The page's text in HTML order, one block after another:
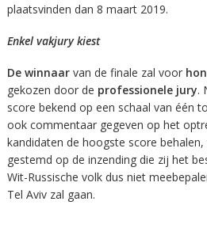
plaatsvinden dan 8 maart 2019.
Enkel vakjury kiest
De winnaarvan de finale zal voor
gekozen door de professionele jury.
score bekend op een schaal van één
ook commentaar gegeven op het
kandidaten de hoogste score
gestemd op de inzending die zij het
Wit-Russische volk dus niet
Tel Aviv zal gaan.